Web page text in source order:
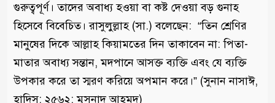
গুরুত্বপূর্ণ। তাদের অবাধ্য হওয়া বা কষ্ট দেওয়া বড় গুনাহ
হিসেবে বিবেচিত। রাসুলুল্লাহ (সা.) বলেছেন: “তিন শ্রেণির
মানুষের দিকে আল্লাহ কিয়ামতের দিন তাকাবেন না: পিতা-
মাতার অবাধ্য সন্তান, মদপানে আসক্ত ব্যক্তি এবং যে ব্যক্তি
উপকার করে তা স্মরণ করিয়ে অপমান করে।” (সুনান নাসাঈ,
হাদিস: ২৫৬২; মুসনাদ আহমদ)